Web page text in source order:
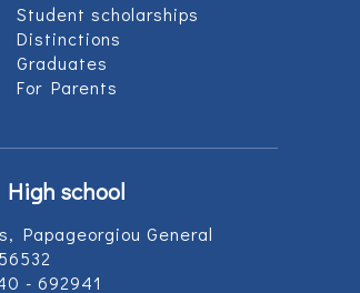
Student scholarships
Distinctions
Graduates
For Parents
school
Papageorgiou General
- 692941